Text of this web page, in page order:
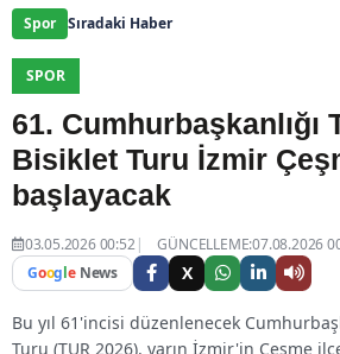
Spor Sıradaki Haber
SPOR
61. Cumhurbaşkanlığı
Bisiklet Turu İzmir
başlayacak
03.05.2026 00:52
GÜNCELLEME:07.08.2026
Google News X
Bu yıl 61'incisi düzenlenecek
Turu (TUR 2026), yarın İzmir'in Çeşme